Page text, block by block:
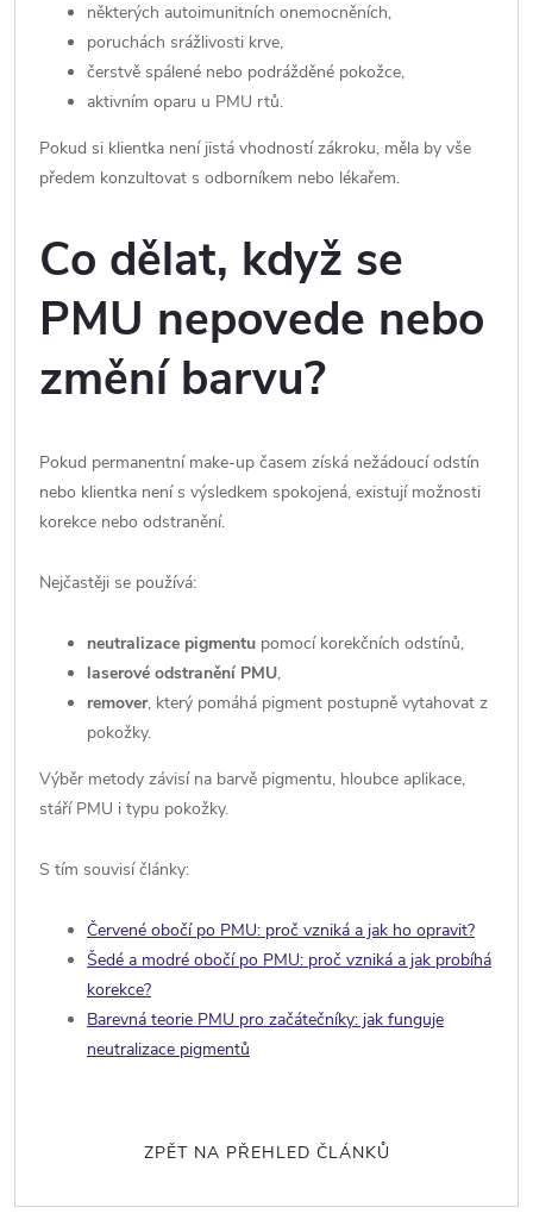
některých autoimunitních onemocněních,
poruchách srážlivosti krve,
čerstvě spálené nebo podrážděné pokožce,
aktivním oparu u PMU rtů.
Pokud si klientka není jistá vhodností zákroku, měla by vše
předem konzultovat s odborníkem nebo lékařem.
Co dělat, když se
PMU nepovede nebo
změní barvu?
Pokud permanentní make-up časem získá nežádoucí odstín
nebo klientka není s výsledkem spokojená, existují možnosti
korekce nebo odstranění.
Nejčastěji se používá:
neutralizace pigmentu pomocí korekčních odstínů,
laserové odstranění PMU,
remover, který pomáhá pigment postupně vytahovat z
pokožky.
Výběr metody závisí na barvě pigmentu, hloubce aplikace,
stáří PMU i typu pokožky.
S tím souvisí články:
Červené obočí po PMU: proč vzniká a jak ho opravit?
Šedé a modré obočí po PMU: proč vzniká a jak probíhá
korekce?
Barevná teorie PMU pro začátečníky: jak funguje
neutralizace pigmentů
ZPĚT NA PŘEHLED ČLÁNKŮ